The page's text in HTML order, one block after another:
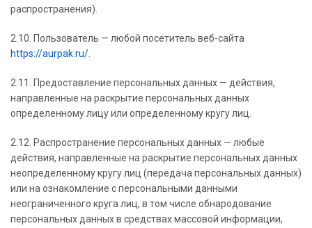
распространения).
2.10. Пользователь — любой посетитель веб-сайта
https://aurpak.ru/
2.11. Предоставление персональных данных — действия,
направленные на раскрытие персональных данных
определенному лицу или определенному кругу лиц.
2.12. Распространение персональных данных — любые
действия, направленные на раскрытие персональных данных
неопределенному кругу лиц (передача персональных данных)
или на ознакомление с персональными данными
неограниченного круга лиц, в том числе обнародование
персональных данных в средствах массовой информации,